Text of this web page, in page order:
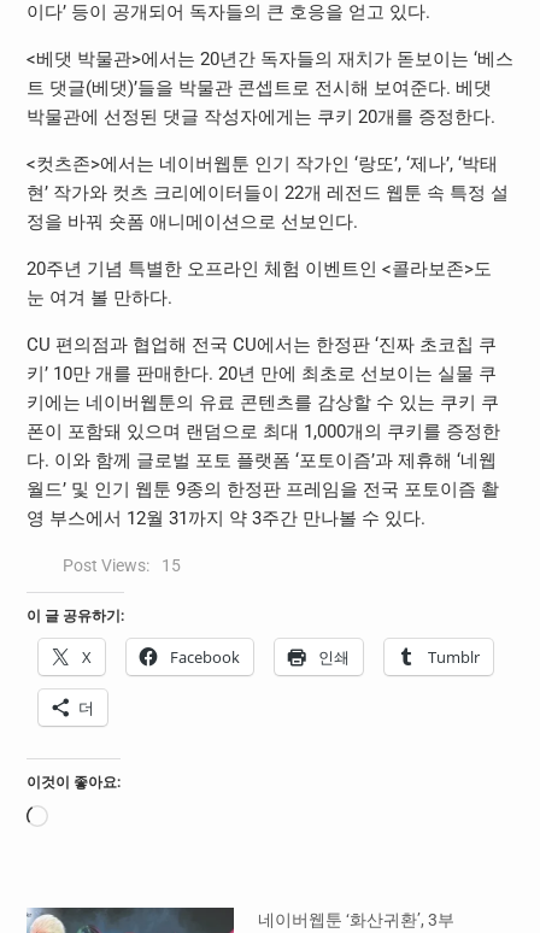
이다’ 등이 공개되어 독자들의 큰 호응을 얻고 있다.
<베댓 박물관>에서는 20년간 독자들의 재치가 돋보이는 ‘베스
트 댓글(베댓)’들을 박물관 콘셉트로 전시해 보여준다. 베댓
박물관에 선정된 댓글 작성자에게는 쿠키 20개를 증정한다.
<컷츠존>에서는 네이버웹툰 인기 작가인 ‘랑또’, ‘제나’, ‘박태
현’ 작가와 컷츠 크리에이터들이 22개 레전드 웹툰 속 특정 설
정을 바꿔 숏폼 애니메이션으로 선보인다.
20주년 기념 특별한 오프라인 체험 이벤트인 <콜라보존>도
눈 여겨 볼 만하다.
CU 편의점과 협업해 전국 CU에서는 한정판 ‘진짜 초코칩 쿠
키’ 10만 개를 판매한다. 20년 만에 최초로 선보이는 실물 쿠
키에는 네이버웹툰의 유료 콘텐츠를 감상할 수 있는 쿠키 쿠
폰이 포함돼 있으며 랜덤으로 최대 1,000개의 쿠키를 증정한
다. 이와 함께 글로벌 포토 플랫폼 ‘포토이즘’과 제휴해 ‘네웹
월드’ 및 인기 웹툰 9종의 한정판 프레임을 전국 포토이즘 촬
영 부스에서 12월 31까지 약 3주간 만나볼 수 있다.
Post Views: 15
이 글 공유하기:
X Facebook 인쇄 Tumblr
더
이것이 좋아요:
로
네이버웹툰 ‘화산귀환’, 3부